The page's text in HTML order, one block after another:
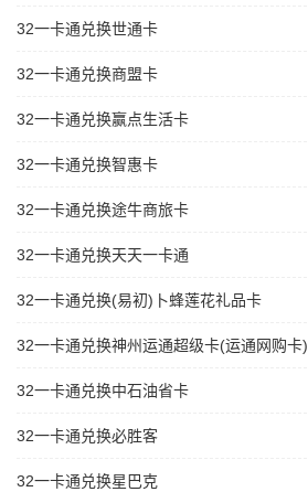
32一卡通兑换世通卡
32一卡通兑换商盟卡
32一卡通兑换赢点生活卡
32一卡通兑换智惠卡
32一卡通兑换途牛商旅卡
32一卡通兑换天天一卡通
32一卡通兑换(易初)卜蜂莲花礼品卡
32一卡通兑换神州运通超级卡(运通网购卡)
32一卡通兑换中石油省卡
32一卡通兑换必胜客
32一卡通兑换星巴克